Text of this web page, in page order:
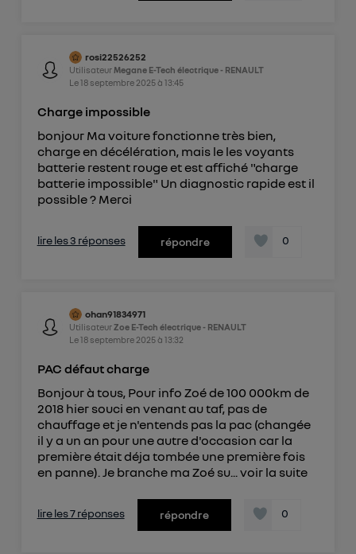
rosi22526252
Utilisateur Megane E-Tech électrique - RENAULT
Le18 septembre 2025à 13:45
Charge impossible
bonjour Ma voiture fonctionne très bien,
charge en décélération, mais le les voyants
batterie restent rouge et est affiché "charge
batterie impossible" Un diagnostic rapide est il
possible ? Merci
lire les 3 réponses répondre 0
ohan91834971
UtilisateurZoe E-Tech électrique - RENAULT
Le18 septembre 2025à 13:32
PAC défaut charge
Bonjour à tous, Pour info Zoé de 100 000km de
2018 hier souci en venant au taf, pas de
chauffage et je n'entends pas la pac (changée
il y a un an pour une autre d'occasion car la
première était déja tombée une première fois
en panne). Je branche ma Zoé su...voir la suite
lire les 7 réponses répondre 0